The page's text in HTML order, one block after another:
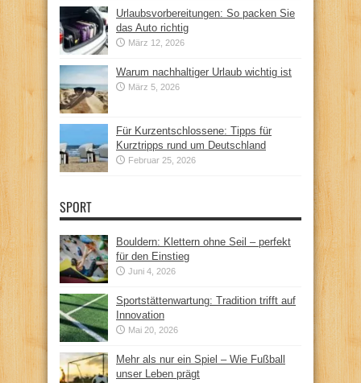
Urlaubsvorbereitungen: So packen Sie
das Auto richtig
März 12, 2026
Warum nachhaltiger Urlaub wichtig ist
März 5, 2026
Für Kurzentschlossene: Tipps für
Kurztripps rund um Deutschland
Februar 25, 2026
SPORT
Bouldern: Klettern ohne Seil – perfekt
für den Einstieg
Juni 4, 2026
Sportstättenwartung: Tradition trifft auf
Innovation
Mai 20, 2026
Mehr als nur ein Spiel – Wie Fußball
unser Leben prägt